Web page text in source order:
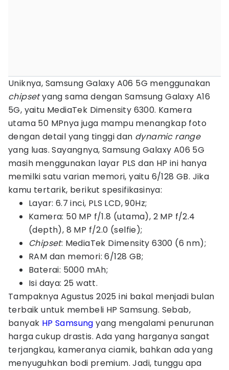
Uniknya, Samsung Galaxy A06 5G menggunakan
chipsetyang sama dengan Samsung Galaxy A16
5G, yaitu MediaTek Dimensity 6300. Kamera
utama 50 MPnya juga mampu menangkap foto
dengan detail yang tinggi dan dynamic range
yang luas. Sayangnya, Samsung Galaxy A06 5G
masih menggunakan layar PLS dan HP ini hanya
memilki satu varian memori, yaitu 6/128 GB. Jika
kamu tertarik, berikut spesifikasinya:
Layar: 6.7 inci, PLS LCD, 90Hz;
Kamera: 50 MP f/1.8 (utama), 2 MP f/2.4
(depth), 8 MP f/2.0 (selfie);
Chipset: MediaTek Dimensity 6300 (6 nm);
RAM dan memori: 6/128 GB;
Baterai: 5000 mAh;
Isi daya: 25 watt.
Tampaknya Agustus 2025 ini bakal menjadi bulan
terbaik untuk membeli HP Samsung. Sebab,
banyak HP Samsung yang mengalami penurunan
harga cukup drastis. Ada yang harganya sangat
terjangkau, kameranya ciamik, bahkan ada yang
menyuguhkan bodi premium. Jadi, tunggu apa